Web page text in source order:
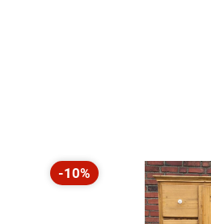
Rabatt
-10%